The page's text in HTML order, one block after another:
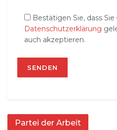
Bestätigen Sie, dass Sie
Datenschutzerklärung
auch akzeptieren.
Partei der Arbeit